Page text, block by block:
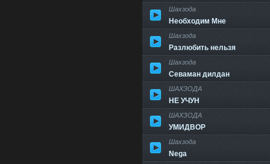
Шахзода
Необходим Мне
Шахзода
Разлюбить нельзя
Шахзода
Севаман дилдан
ШАХЗОДА
НЕ УЧУН
ШАХЗОДА
УМИДВОР
Шахзода
Nega